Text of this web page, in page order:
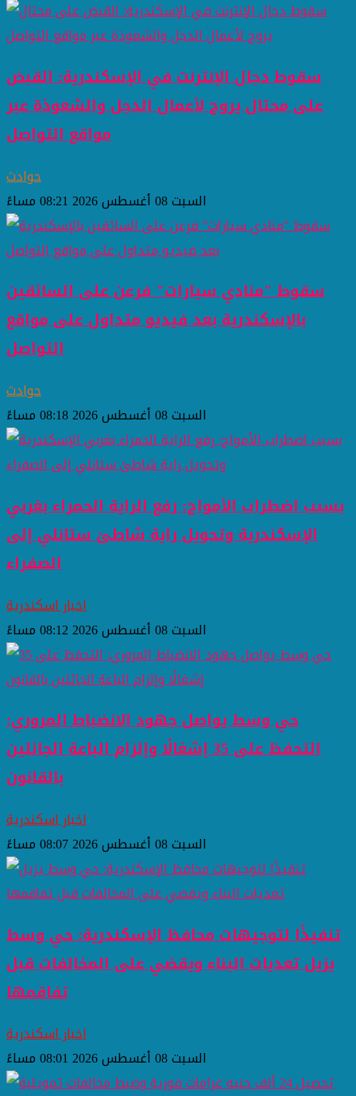
سقوط دجال الإنترنت في الإسكندرية: القبض
على محتال يروج لأعمال الدجل والشعوذة عبر
مواقع التواصل
حوادث
السبت 08 أغسطس 2026 08:21 مساءً
سقوط "منادي سيارات" فرعن على السائقين
بالإسكندرية بعد فيديو متداول على مواقع
التواصل
حوادث
السبت 08 أغسطس 2026 08:18 مساءً
بسبب اضطراب الأمواج: رفع الراية الحمراء بغربي
الإسكندرية وتحويل راية شاطئ ستانلي إلى
الصفراء
اخبار اسكندرية
السبت 08 أغسطس 2026 08:12 مساءً
حي وسط يواصل جهود الانضباط المروري:
التحفظ على 35 إشغالًا وإلزام الباعة الجائلين
بالقانون
اخبار اسكندرية
السبت 08 أغسطس 2026 08:07 مساءً
تنفيذًا لتوجيهات محافظ الإسكندرية: حي وسط
يزيل تعديات البناء ويقضي على المخالفات قبل
تفاقمها
اخبار اسكندرية
السبت 08 أغسطس 2026 08:01 مساءً